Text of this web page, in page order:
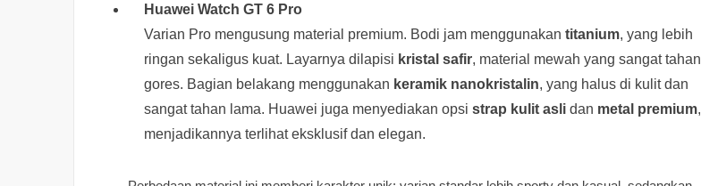
Huawei Watch GT 6 Pro
Varian Pro mengusung material premium. Bodi jam menggunakan titanium, yang lebih
ringan sekaligus kuat. Layarnya dilapisi kristal safir, material mewah yang sangat tahan
gores. Bagian belakang menggunakan keramik nanokristalin, yang halus di kulit dan
sangat tahan lama. Huawei juga menyediakan opsi strap kulit asli dan metal premium,
menjadikannya terlihat eksklusif dan elegan.